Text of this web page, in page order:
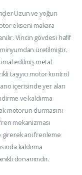
Uzun ve yoğun
ekseni makara
Vincin gövdesi hafif
üretilmiştir.
edilmiş metal
taşıyıcı motor kontrol
içerisinde yer alan
ve kaldırma
motorun durmasını
mekanizması
girerek ani frenleme
kaldırma
donanımdır.